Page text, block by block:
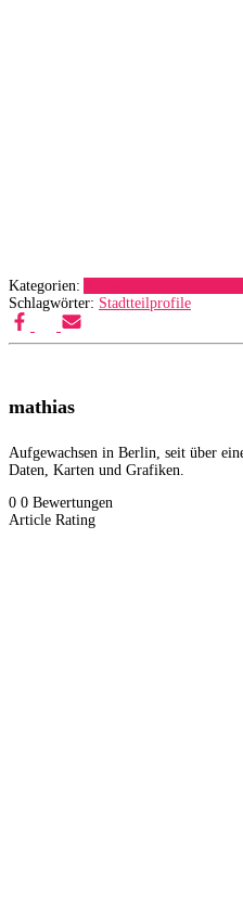
Kategorien:
Schlagwörter: Stadtteilprofile
mathias
Aufgewachsen in Berlin, seit über
Daten, Karten und Grafiken.
0 0 Bewertungen
Article Rating